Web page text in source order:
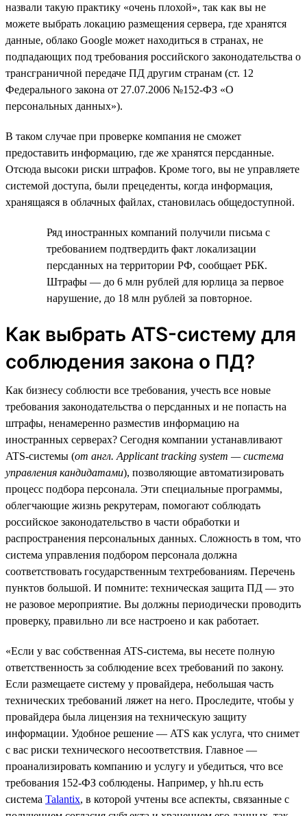
назвали такую практику «очень плохой», так как вы не
можете выбрать локацию размещения сервера, где хранятся
данные, облако Google может находиться в странах, не
подпадающих под требования российского законодательства о
трансграничной передаче ПД другим странам (ст. 12
Федерального закона от 27.07.2006 №152-ФЗ «О
персональных данных»).
В таком случае при проверке компания не сможет
предоставить информацию, где же хранятся персданные.
Отсюда высоки риски штрафов. Кроме того, вы не управляете
системой доступа, были прецеденты, когда информация,
хранящаяся в облачных файлах, становилась общедоступной.
Ряд иностранных компаний получили письма с
требованием подтвердить факт локализации
персданных на территории РФ, сообщает РБК.
Штрафы — до 6 млн рублей для юрлица за первое
нарушение, до 18 млн рублей за повторное.
Как выбрать ATS-систему для
соблюдения закона о ПД?
Как бизнесу соблюсти все требования, учесть все новые
требования законодательства о персданных и не попасть на
штрафы, ненамеренно разместив информацию на
иностранных серверах? Сегодня компании устанавливают
ATS-системы (от англ. Applicant tracking system — система
управления кандидатами), позволяющие автоматизировать
процесс подбора персонала. Эти специальные программы,
облегчающие жизнь рекрутерам, помогают соблюдать
российское законодательство в части обработки и
распространения персональных данных. Сложность в том, что
система управления подбором персонала должна
соответствовать государственным техтребованиям. Перечень
пунктов большой. И помните: техническая защита ПД — это
не разовое мероприятие. Вы должны периодически проводить
проверку, правильно ли все настроено и как работает.
«Если у вас собственная ATS-система, вы несете полную
ответственность за соблюдение всех требований по закону.
Если размещаете систему у провайдера, небольшая часть
технических требований ляжет на него. Проследите, чтобы у
провайдера была лицензия на техническую защиту
информации. Удобное решение — ATS как услуга, что снимет
с вас риски технического несоответствия. Главное —
проанализировать компанию и услугу и убедиться, что все
требования 152-ФЗ соблюдены. Например, у hh.ru есть
система Talantix, в которой учтены все аспекты, связанные с